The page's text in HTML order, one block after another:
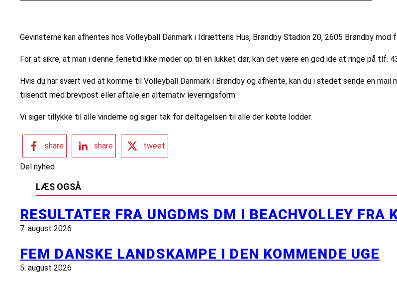
Gevinsterne kan afhentes hos Volleyball Danmark i Idrættens Hus, Brøndby Stadion 20, 2605 Brøndby mod
For at sikre, at man i denne ferietid ikke møder op til en lukket dør, kan det være en god ide at ringe på tlf.
Hvis du har svært ved at komme til Volleyball Danmark i Brøndby og afhente, kan du i stedet sende en
tilsendt med brevpost eller aftale en alternativ leveringsform.
Vi siger tillykke til alle vinderne og siger tak for deltagelsen til alle der købte lodder.
share share tweet
Del nyhed
LÆS OGSÅ
RESULTATER FRA UNGDMS DM I BEACHVOLLEY FRA
7. august 2026
FEM DANSKE LANDSKAMPE I DEN KOMMENDE UGE
5. august 2026